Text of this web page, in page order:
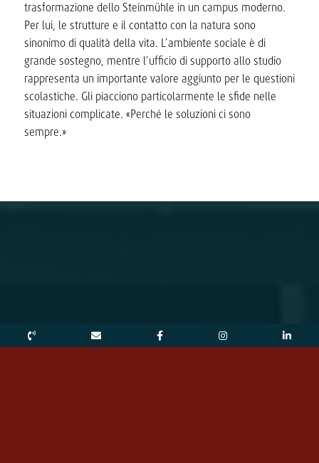
trasformazione dello Steinmühle in un campus moderno.
Per lui, le strutture e il contatto con la natura sono
sinonimo di qualità della vita. L’ambiente sociale è di
grande sostegno, mentre l’ufficio di supporto allo studio
rappresenta un importante valore aggiunto per le questioni
scolastiche. Gli piacciono particolarmente le sfide nelle
situazioni complicate. «Perché le soluzioni ci sono
sempre.»